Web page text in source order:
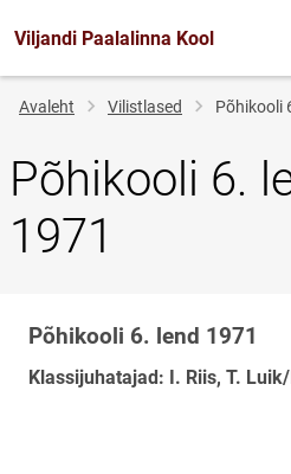
Viljandi Paalalinna Kool
Jälglink
Avaleht Vilistlased Põhikooli
Põhikooli 6.
1971
Klassi
nimi
Põhikooli 6. lend 1971
Klassijuhatajad: I. Riis, T.